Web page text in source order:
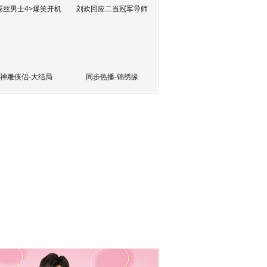
丝男士4>爆笑开机 刘欢回应二当冠军导师
神雕侠侣-大结局 同步热播-锦绣缘